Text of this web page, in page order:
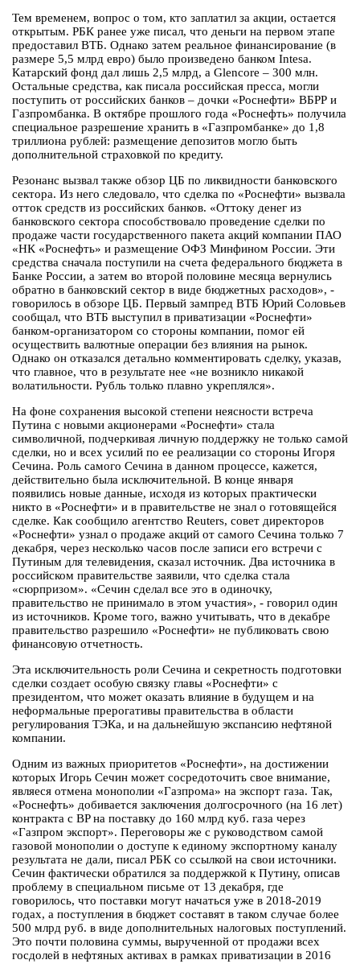
Тем временем, вопрос о том, кто заплатил за акции, остается
открытым. РБК ранее уже писал, что деньги на первом этапе
предоставил ВТБ. Однако затем реальное финансирование (в
размере 5,5 млрд евро) было произведено банком Intesa.
Катарский фонд дал лишь 2,5 млрд, а Glencore – 300 млн.
Остальные средства, как писала российская пресса, могли
поступить от российских банков – дочки «Роснефти» ВБРР и
Газпромбанка. В октябре прошлого года «Роснефть» получила
специальное разрешение хранить в «Газпромбанке» до 1,8
триллиона рублей: размещение депозитов могло быть
дополнительной страховкой по кредиту.
Резонанс вызвал также обзор ЦБ по ликвидности банковского
сектора. Из него следовало, что сделка по «Роснефти» вызвала
отток средств из российских банков. «Оттоку денег из
банковского сектора способствовало проведение сделки по
продаже части государственного пакета акций компании ПАО
«НК «Роснефть» и размещение ОФЗ Минфином России. Эти
средства сначала поступили на счета федерального бюджета в
Банке России, а затем во второй половине месяца вернулись
обратно в банковский сектор в виде бюджетных расходов», -
говорилось в обзоре ЦБ. Первый зампред ВТБ Юрий Соловьев
сообщал, что ВТБ выступил в приватизации «Роснефти»
банком-организатором со стороны компании, помог ей
осуществить валютные операции без влияния на рынок.
Однако он отказался детально комментировать сделку, указав,
что главное, что в результате нее «не возникло никакой
волатильности. Рубль только плавно укреплялся».
На фоне сохранения высокой степени неясности встреча
Путина с новыми акционерами «Роснефти» стала
символичной, подчеркивая личную поддержку не только самой
сделки, но и всех усилий по ее реализации со стороны Игоря
Сечина. Роль самого Сечина в данном процессе, кажется,
действительно была исключительной. В конце января
появились новые данные, исходя из которых практически
никто в «Роснефти» и в правительстве не знал о готовящейся
сделке. Как сообщило агентство Reuters, совет директоров
«Роснефти» узнал о продаже акций от самого Сечина только 7
декабря, через несколько часов после записи его встречи с
Путиным для телевидения, сказал источник. Два источника в
российском правительстве заявили, что сделка стала
«сюрпризом». «Сечин сделал все это в одиночку,
правительство не принимало в этом участия», - говорил один
из источников. Кроме того, важно учитывать, что в декабре
правительство разрешило «Роснефти» не публиковать свою
финансовую отчетность.
Эта исключительность роли Сечина и секретность подготовки
сделки создает особую связку главы «Роснефти» с
президентом, что может оказать влияние в будущем и на
неформальные прерогативы правительства в области
регулирования ТЭКа, и на дальнейшую экспансию нефтяной
компании.
Одним из важных приоритетов «Роснефти», на достижении
которых Игорь Сечин может сосредоточить свое внимание,
являеся отмена монополии «Газпрома» на экспорт газа. Так,
«Роснефть» добивается заключения долгосрочного (на 16 лет)
контракта с BP на поставку до 160 млрд куб. газа через
«Газпром экспорт». Переговоры же с руководством самой
газовой монополии о доступе к единому экспортному каналу
результата не дали, писал РБК со ссылкой на свои источники.
Сечин фактически обратился за поддержкой к Путину, описав
проблему в специальном письме от 13 декабря, где
говорилось, что поставки могут начаться уже в 2018-2019
годах, а поступления в бюджет составят в таком случае более
500 млрд руб. в виде дополнительных налоговых поступлений.
Это почти половина суммы, вырученной от продажи всех
госдолей в нефтяных активах в рамках приватизации в 2016